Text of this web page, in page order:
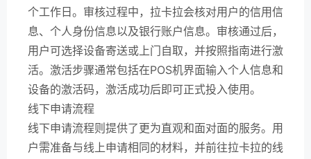
个工作日。审核过程中，拉卡拉会核对用户的信用信
息、个人身份信息以及银行账户信息。审核通过后，
用户可选择设备寄送或上门自取，并按照指南进行激
活。激活步骤通常包括在POS机界面输入个人信息和
设备的激活码，激活成功后即可正式投入使用。
线下申请流程
线下申请流程则提供了更为直观和面对面的服务。用
户需准备与线上申请相同的材料，并前往拉卡拉的线